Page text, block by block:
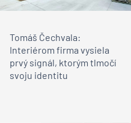
Tomáš Čechvala:
Interiérom firma vysiela
prvý signál, ktorým tlmočí
svoju identitu